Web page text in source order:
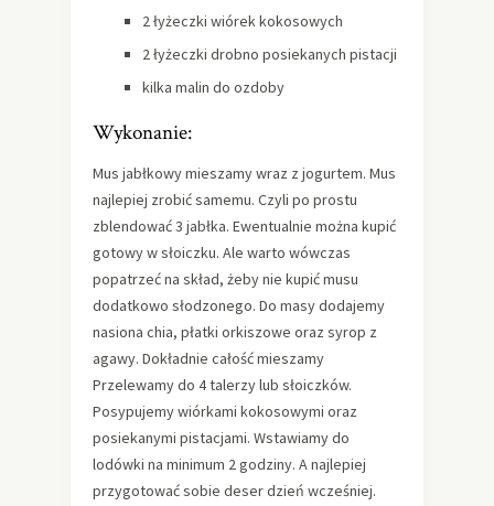
2 łyżeczki wiórek kokosowych
2 łyżeczki drobno posiekanych pistacji
kilka malin do ozdoby
Wykonanie:
Mus jabłkowy mieszamy wraz z jogurtem. Mus
najlepiej zrobić samemu. Czyli po prostu
zblendować 3 jabłka. Ewentualnie można kupić
gotowy w słoiczku. Ale warto wówczas
popatrzeć na skład, żeby nie kupić musu
dodatkowo słodzonego. Do masy dodajemy
nasiona chia, płatki orkiszowe oraz syrop z
agawy. Dokładnie całość mieszamy
Przelewamy do 4 talerzy lub słoiczków.
Posypujemy wiórkami kokosowymi oraz
posiekanymi pistacjami. Wstawiamy do
lodówki na minimum 2 godziny. A najlepiej
przygotować sobie deser dzień wcześniej.